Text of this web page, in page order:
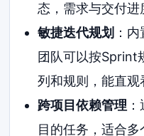
态，需求与交付进
敏捷迭代规划 ：
团队可以按Sprint
列和规则，能直观
跨项目依赖管理
目的任务，适合